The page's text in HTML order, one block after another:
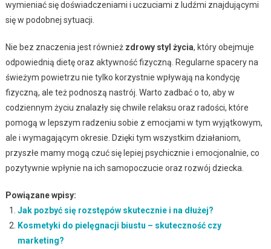
wymieniać się doświadczeniami i uczuciami z ludźmi znajdującymi
się w podobnej sytuacji.
Nie bez znaczenia jest również zdrowy styl życia, który obejmuje
odpowiednią dietę oraz aktywność fizyczną. Regularne spacery na
świeżym powietrzu nie tylko korzystnie wpływają na kondycję
fizyczną, ale też podnoszą nastrój. Warto zadbać o to, aby w
codziennym życiu znalazły się chwile relaksu oraz radości, które
pomogą w lepszym radzeniu sobie z emocjami w tym wyjątkowym,
ale i wymagającym okresie. Dzięki tym wszystkim działaniom,
przyszłe mamy mogą czuć się lepiej psychicznie i emocjonalnie, co
pozytywnie wpłynie na ich samopoczucie oraz rozwój dziecka.
Powiązane wpisy:
Jak pozbyć się rozstępów skutecznie i na dłużej?
Kosmetyki do pielęgnacji biustu – skuteczność czy
marketing?